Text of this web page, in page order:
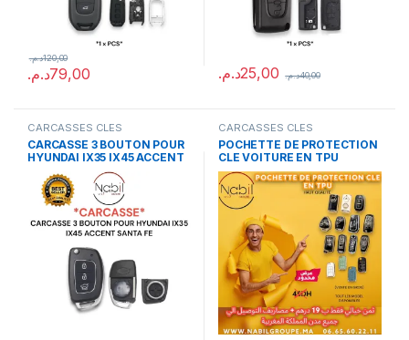
79,00د.م.
120,00د.م.
25,00د.م. 40,00د.م.
CARCASSES CLES
CARCASSE 3 BOUTON POUR
HYUNDAI IX35 IX45 ACCENT
CARCASSES CLES
POCHETTE DE PROTECTION
CLE VOITURE EN TPU